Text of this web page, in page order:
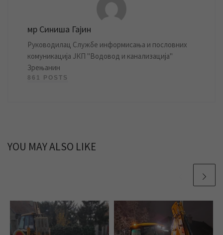
мр Синиша Гајин
Руководилац Службе информисања и пословних
комуникација ЈКП "Водовод и канализација"
Зрењанин
861 POSTS
YOU MAY ALSO LIKE